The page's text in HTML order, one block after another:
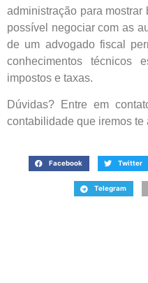
administração para mostrar
possível negociar com as
de um advogado fiscal
conhecimentos técnicos
impostos e taxas.
Dúvidas? Entre em
contabilidade que iremos te
Facebook Twitter
Telegram